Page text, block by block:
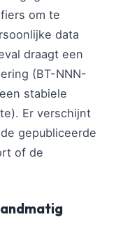
om te
data
draagt een
(BT-NNN-
stabiele
Er verschijnt
gepubliceerde
of de